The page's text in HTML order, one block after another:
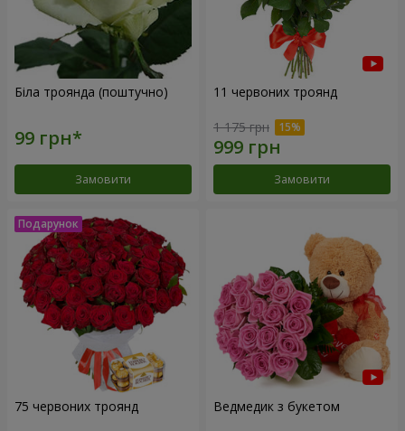
Біла троянда (поштучно)
Замовити
11 червоних троянд
1 175 грн
Замовити
75 червоних троянд Ведмедик з букетом